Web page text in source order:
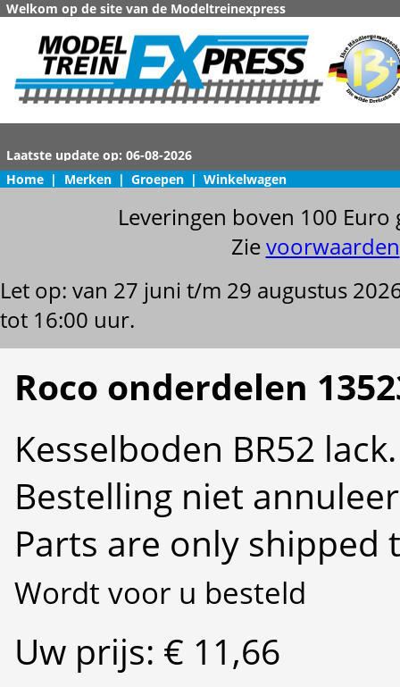
Welkom op de site van de Modeltreinexpress
Home | Merken | Groepen | Winkelwagen
Leveringen boven 100
Zievoorwaarden
Let op: van 27 juni t/m 29 augustus
tot 16:00 uur.
Roco onderdelen
Kesselboden BR52
Bestelling niet
Parts are only shipped
Wordt voor u besteld
Uw prijs: € 11,66